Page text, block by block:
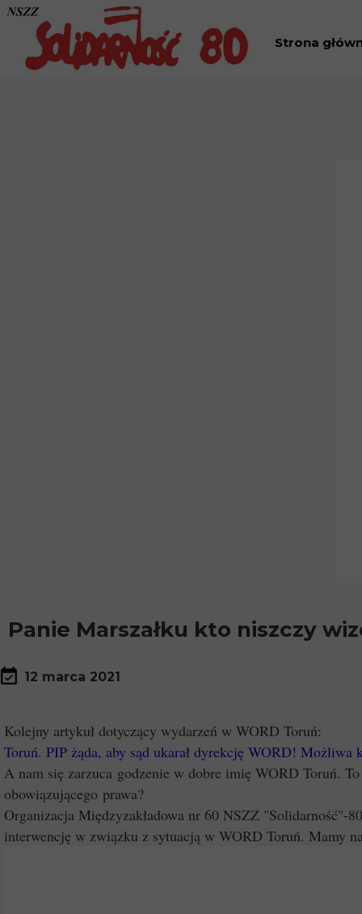
12 marca 2021
Kolejny artykuł dotyczący wydarzeń w WORD Toruń:
Toruń. PIP żąda, aby sąd ukarał dyrekcję WORD!
A nam się zarzuca godzenie w dobre imię WORD Toruń.
obowiązującego prawa?
Organizacja Międzyzakładowa nr 60 NSZZ "Solidarność"-
interwencję w związku z sytuacją w WORD Toruń. Mamy
Panie Marszałku kto niszczy
Strona